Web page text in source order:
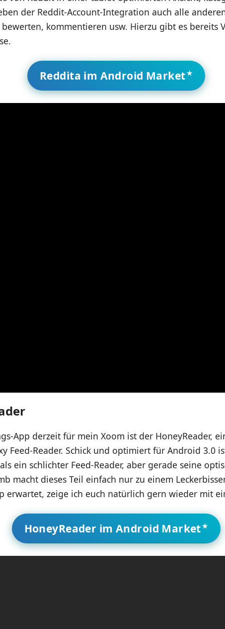
der Reddit-Account-Integration auch alle
bewerten, kommentieren usw. Hierzu gibt es bereits
Reddita im Android Market
App derzeit für mein Xoom ist der HoneyReader,
Feed-Reader. Schick und optimiert für Android 3.0
ein schlichter Feed-Reader, aber gerade seine
macht dieses Teil einfach nur zu einem
erwartet, zeige ich euch natürlich gern wieder mit
HoneyReader im Android Market